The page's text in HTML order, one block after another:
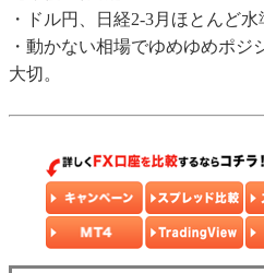
・ドル円、日経2-3月ほとんど水
・動かない相場でゆめゆめポ
大切。